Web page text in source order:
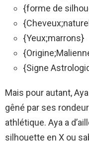
{forme de
{Yeux;marrons}
{Signe
Mais pour autant,
gêné par ses
athlétique. Aya a
silhouette en X ou